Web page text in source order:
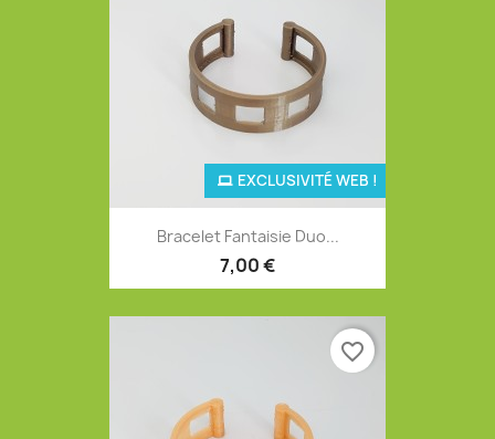
Bracelet Fantaisie Duo...
7,00 €
EXCLUSIVITÉ WEB !
favorite_border